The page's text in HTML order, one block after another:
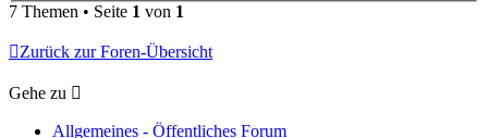
7 Themen • Seite 1 von 1
Zurück zur Foren-Übersicht
Gehe zu
Allgemeines - Öffentliches Forum